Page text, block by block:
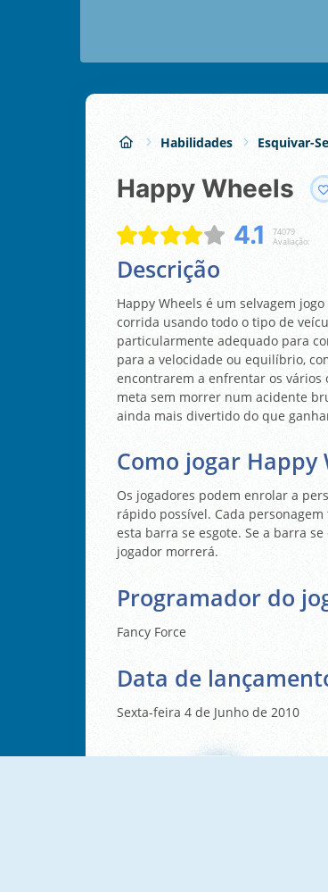
Habilidades Esquivar-Se
Happy Wheels
4.1
74079
Avaliação:
Descrição
Happy Wheels é um selvagem
corrida usando todo o tipo de
particularmente adequado para
para a velocidade ou equilíbrio,
encontrarem a enfrentar os vários
meta sem morrer num acidente
ainda mais divertido do que
Como jogar Happy
Os jogadores podem enrolar a
rápido possível. Cada
esta barra se esgote. Se a barra
jogador morrerá.
Programador do
Fancy Force
Data de
Sexta-feira 4 de Junho de 2010